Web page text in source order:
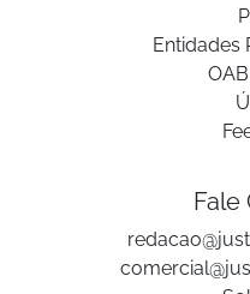
Entidades
Fale